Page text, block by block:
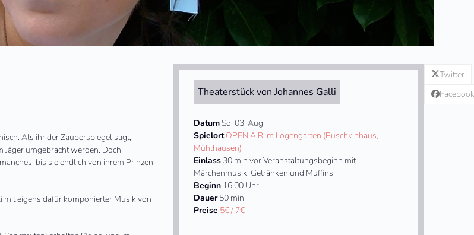
Als ihr der Zauberspiegel sagt,
Jäger umgebracht werden. Doch
bis sie endlich von ihrem Prinzen
mit eigens dafür komponierter Musik von
Theaterstück von Johannes Galli
DatumSo. 03. Aug.
Spielort OPEN AIR im Logengarten (Puschkinhaus,
Mühlhausen)
Einlass 30 min vor Veranstaltungsbeginn mit
Märchenmusik, Getränken und Muffins
Beginn 16:00 Uhr
Dauer50 min
Preise 5€ / 7€
Twitter